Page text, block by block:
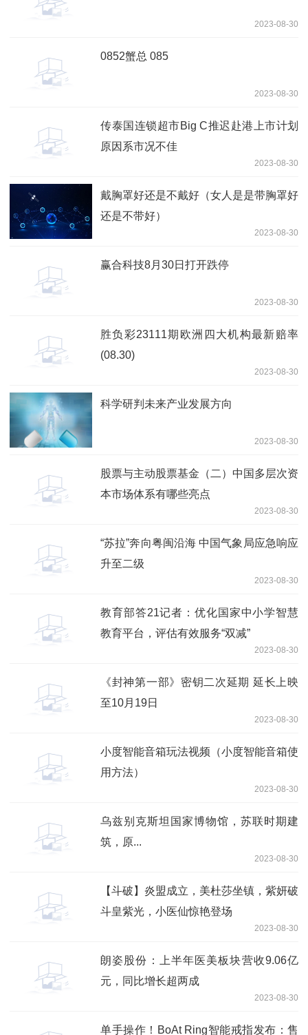
2023-08-30
0852蟹总 085
2023-08-30
传泰国连锁超市Big C推迟赴港上市计划
原因系市况不佳
2023-08-30
戴胸罩好还是不戴好（女人是是带胸罩好
还是不带好）
2023-08-30
赢合科技8月30日打开跌停
2023-08-30
胜负彩23111期欧洲四大机构最新赔率
(08.30)
2023-08-30
科学研判未来产业发展方向
2023-08-30
股票与主动股票基金（二）中国多层次资
本市场体系有哪些亮点
2023-08-30
“苏拉”奔向粤闽沿海 中国气象局应急响应
升至二级
2023-08-30
教育部答21记者：优化国家中小学智慧
教育平台，评估有效服务“双减”
2023-08-30
《封神第一部》密钥二次延期 延长上映
至10月19日
2023-08-30
小度智能音箱玩法视频（小度智能音箱使
用方法）
2023-08-30
乌兹别克斯坦国家博物馆，苏联时期建
筑，原...
2023-08-30
【斗破】炎盟成立，美杜莎坐镇，紫妍破
斗皇紫光，小医仙惊艳登场
2023-08-30
朗姿股份：上半年医美板块营收9.06亿
元，同比增长超两成
2023-08-30
单手操作！BoAt Ring智能戒指发布：售